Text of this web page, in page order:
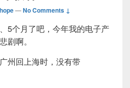
—No Comments ↓
5个月了吧，今年我的电子产
剧啊。
州回上海时，没有带